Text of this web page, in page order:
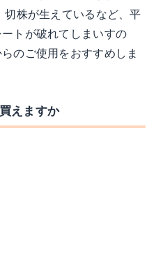
切株が生えているなど、平
トが破れてしまいすの
のご使用をおすすめしま
えますか